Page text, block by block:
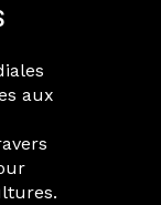
aux